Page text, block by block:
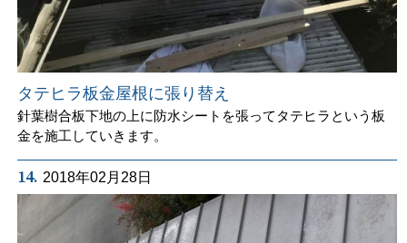
タテヒラ板金屋根に張り替え
針葉樹合板下地の上に防水シートを張ってタテヒラという板
金を施工していきます。
14. 2018年02月28日